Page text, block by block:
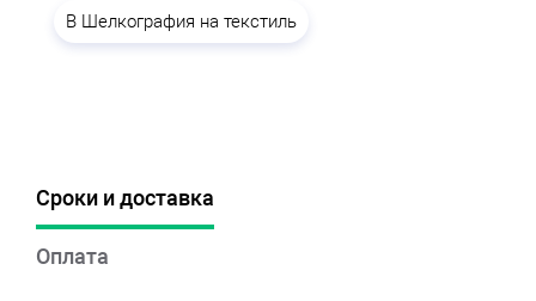
B Шелкография на текстиль
Сроки и доставка
Оплата